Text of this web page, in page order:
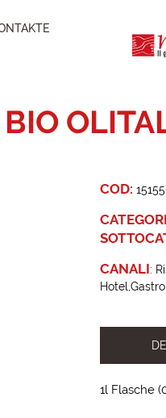
COD:
CANALI:
Hotel
1l Flasche